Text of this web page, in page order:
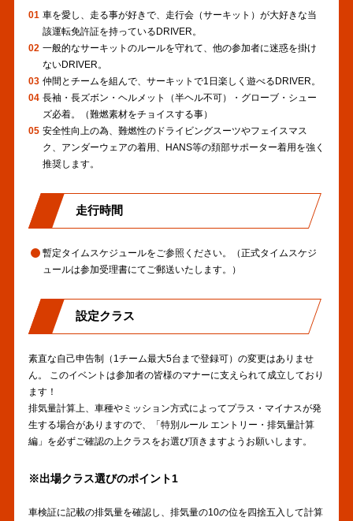
01 車を愛し、走る事が好きで、走行会（サーキット）が大好きな当
該運転免許証を持っているDRIVER。
02 一般的なサーキットのルールを守れて、他の参加者に迷惑を掛け
ないDRIVER。
03 仲間とチームを組んで、サーキットで1日楽しく遊べるDRIVER。
04 長袖・長ズボン・ヘルメット（半ヘル不可）・グローブ・シュー
ズ必着。（難燃素材をチョイスする事）
05 安全性向上の為、難燃性のドライビングスーツやフェイスマス
ク、アンダーウェアの着用、HANS等の頚部サポーター着用を強く
推奨します。
走行時間
暫定タイムスケジュールをご参照ください。（正式タイムスケジ
ュールは参加受理書にてご郵送いたします。）
設定クラス
素直な自己申告制（1チーム最大5台まで登録可）の変更はありませ
ん。 このイベントは参加者の皆様のマナーに支えられて成立しており
ます！
排気量計算上、車種やミッション方式によってプラス・マイナスが発
生する場合がありますので、「特別ルール エントリー・排気量計算
編」を必ずご確認の上クラスをお選び頂きますようお願いします。
※出場クラス選びのポイント1
車検証に記載の排気量を確認し、排気量の10の位を四捨五入して計算